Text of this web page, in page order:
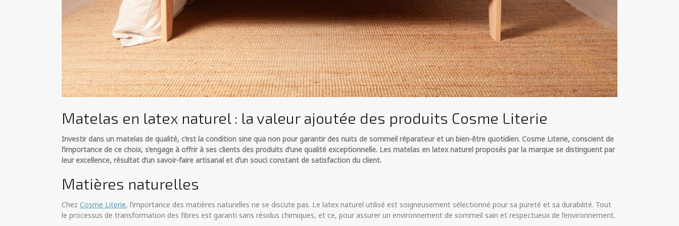
Matelas en latex naturel : la valeur ajoutée des produits Cosme Literie
Investir dans un matelas de qualité, c’est la condition sine qua non pour garantir des nuits de sommeil réparateur et un bien-être quotidien. Cosme Literie, conscient de
l’importance de ce choix, s’engage à offrir à ses clients des produits d’une qualité exceptionnelle. Les matelas en latex naturel proposés par la marque se distinguent par
leur excellence, résultat d’un savoir-faire artisanal et d’un souci constant de satisfaction du client.
Matières naturelles
Chez Cosme Literie, l’importance des matières naturelles ne se discute pas. Le latex naturel utilisé est soigneusement sélectionné pour sa pureté et sa durabilité. Tout
le processus de transformation des fibres est garanti sans résidus chimiques, et ce, pour assurer un environnement de sommeil sain et respectueux de l’environnement.